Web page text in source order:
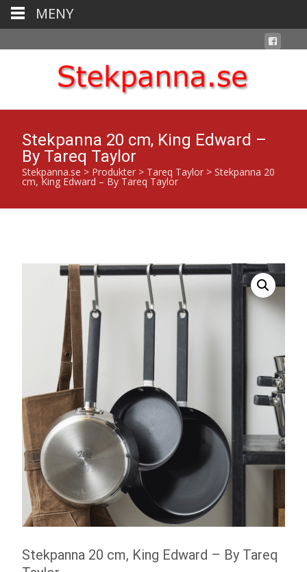
Stekpanna 20 cm, King Edward –
By Tareq Taylor
Stekpanna.se > Produkter > Tareq Taylor > Stekpanna 20
cm, King Edward – By Tareq Taylor
Stekpanna 20 cm, King Edward – By Tareq
MENY